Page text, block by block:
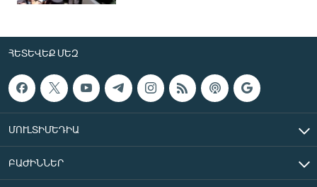
ՀԵՏԵՎԵՔ ՄԵԶ
ՄՈՒԼՏԻՄԵԴԻԱ
ԲԱԺԻՆՆԵՐ